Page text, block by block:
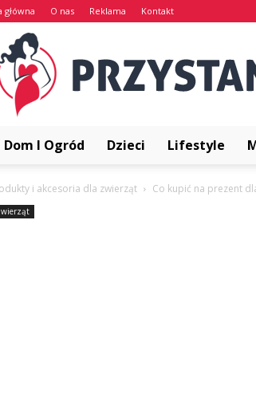
główna O nas Reklama Kontakt
Dom I Ogród Dzieci Lifestyle
i akcesoria dla zwierząt Co kupić na prezent